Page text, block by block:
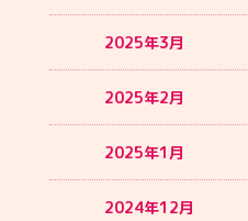
2025年3月
2025年2月
2025年1月
2024年12月